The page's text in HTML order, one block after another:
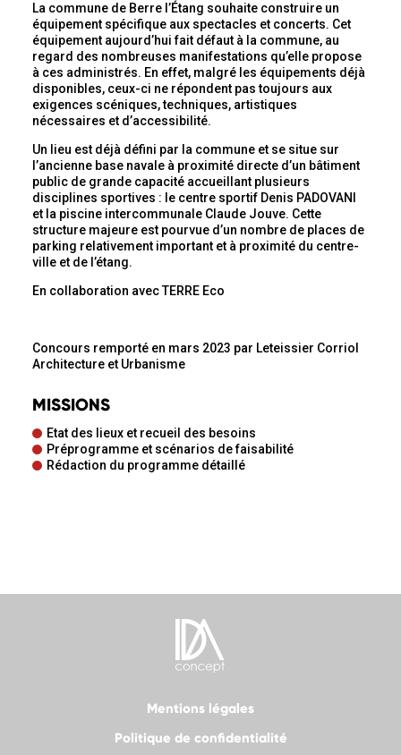
La commune de Berre l’Étang souhaite construire un
équipement spécifique aux spectacles et concerts. Cet
équipement aujourd’hui fait défaut à la commune, au
regard des nombreuses manifestations qu’elle propose
à ces administrés. En effet, malgré les équipements déjà
disponibles, ceux-ci ne répondent pas toujours aux
exigences scéniques, techniques, artistiques
nécessaires et d’accessibilité.
Un lieu est déjà défini par la commune et se situe sur
l’ancienne base navale à proximité directe d’un bâtiment
public de grande capacité accueillant plusieurs
disciplines sportives : le centre sportif Denis PADOVANI
et la piscine intercommunale Claude Jouve. Cette
structure majeure est pourvue d’un nombre de places de
parking relativement important et à proximité du centre-
ville et de l’étang.
En collaboration avec TERRE Eco
Concours remporté en mars 2023 par Leteissier Corriol
Architecture et Urbanisme
MISSIONS
Etat des lieux et recueil des besoins
Préprogramme et scénarios de faisabilité
Rédaction du programme détaillé
Mentions légales
Politique de confidentialité